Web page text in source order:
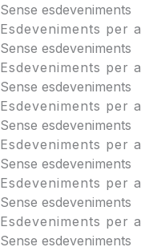
Sense esdeveniments
Esdeveniments per a
Sense esdeveniments
Esdeveniments per a
Sense esdeveniments
Esdeveniments per a
Sense esdeveniments
Esdeveniments per a
Sense esdeveniments
Esdeveniments per a
Sense esdeveniments
Esdeveniments per a
Sense esdeveniments